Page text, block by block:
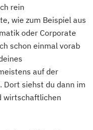
rein
wie zum Beispiel aus
oder Corporate
schon einmal vorab
auf der
Dort siehst du dann im
wirtschaftlichen